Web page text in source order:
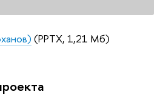
(PPTX, 1,21 Мб)